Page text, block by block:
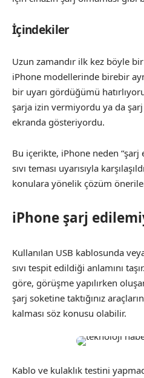
İçindekiler
Uzun zamandır ilk kez böyle bir
iPhone modellerinde birebir
bir uyarı gördüğümü
şarja izin vermiyordu ya da şarj
ekranda gösteriyordu.
Bu içerikte, iPhone neden “şarj
sıvı teması uyarısıyla
konulara yönelik çözüm
iPhone şarj
Kullanılan USB kablosunda
sıvı tespit edildiği anlamını
göre, görüşme yapılırken
şarj soketine taktığınız
kalması söz konusu olabilir.
Kablo ve kulaklık testini